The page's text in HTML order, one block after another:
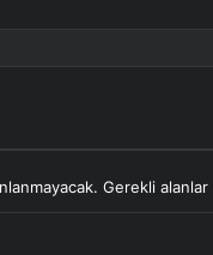
Gerekli alanlar